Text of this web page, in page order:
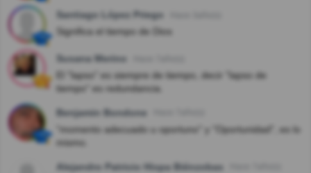
Santiago López Priego
Significa el tiempo de Dios
Susana Merino
El "lapso" es siempre de tiempo, decir "lapso de
tiempo" es redundancia.
Benjamin Bondone
"momento adecuado u oportuno" y "Oportunidad", es lo
mismo.
Alejandro Patricio Hispa Biénzobas